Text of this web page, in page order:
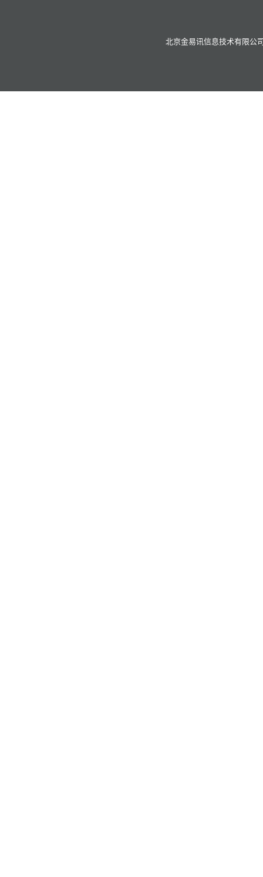
北京金易讯信息技术有限公